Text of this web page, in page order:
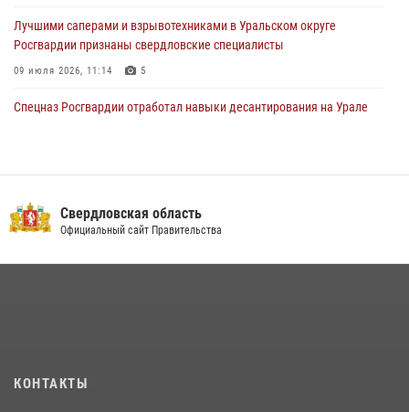
Лучшими саперами и взрывотехниками в Уральском округе
Росгвардии признаны свердловские специалисты
09 июля 2026, 11:14 5
Спецназ Росгвардии отработал навыки десантирования на Урале
14 июля 2026, 11:06 4
10 июля 2026, 12:35
Свердловская область
Официальный сайт Правительства
КОНТАКТЫ